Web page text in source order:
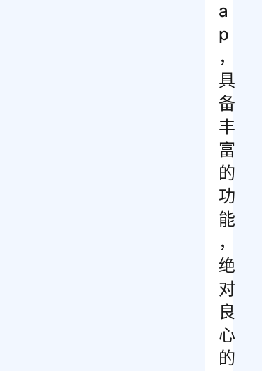
a
p
，
具
备
丰
富
的
功
能
，
绝
对
良
心
的